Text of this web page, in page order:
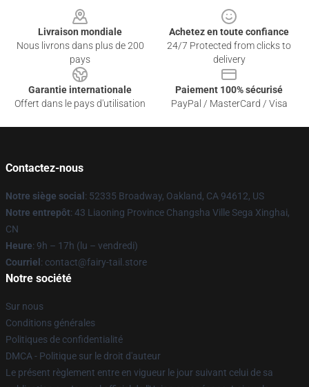
Livraison mondiale
Nous livrons dans plus de 200
pays
Achetez en toute confiance
24/7 Protected from clicks to
delivery
Garantie internationale
Offert dans le pays d'utilisation
Paiement 100% sécurisé
PayPal / MasterCard / Visa
Contactez-nous
Notre siège social : 52335 Broadway, Oakland, CA 94612, US
Notre entrepôt: 43 Liaoning Province Changsha Ville Sega Xinghai,
CN
Heure: 9h – 17h (lu – vendredi)
Courriel : contact@fairy-tail.store
Notre société
Sur nous
Conditions générales
Politiques de confidentialité
DMCA - Politique sur le droit d'auteur
Le présent règlement entre en vigueur le jour suivant celui de sa